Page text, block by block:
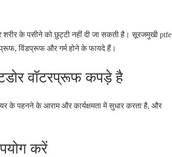
के पसीने को छुट्टी नहीं दी जा सकती है। सूरजमुखी ptfe
विंडप्रूफ और गर्म होने के फायदे हैं।
वॉटरप्रूफ कपड़े है
के पहनने के आराम और कार्यक्षमता में सुधार करता है, और
करें